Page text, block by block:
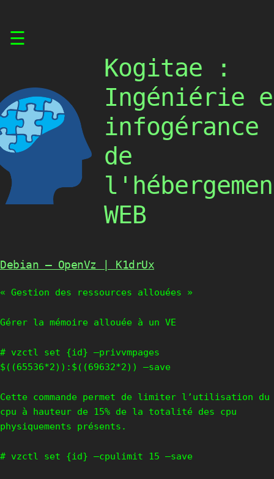
☰
Kogitae :
Ingéniérie
infogérance
de
WEB
Debian — OpenVz | K1drUx
« Gestion des ressources allouées »
Gérer la mémoire allouée à un VE
# vzctl set {id} –privvmpages
$((65536*2)):$((69632*2)) –save
Cette commande permet de limiter l’utilisation du
cpu à hauteur de 15% de la totalité des cpu
physiquements présents.
# vzctl set {id} –cpulimit 15 –save